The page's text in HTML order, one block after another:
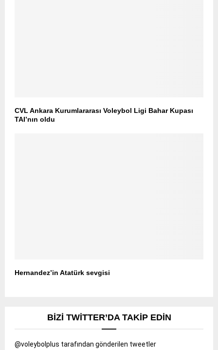
CVL Ankara Kurumlararası Voleybol Ligi Bahar Kupası
TAI’nın oldu
Hernandez’in Atatürk sevgisi
BIZI TWITTER’DA TAKIP EDIN
@voleybolplus tarafından gönderilen tweetler